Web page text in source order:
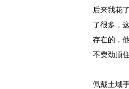
后来我花
了很多，
存在的，
不费劲顶
佩戴土域